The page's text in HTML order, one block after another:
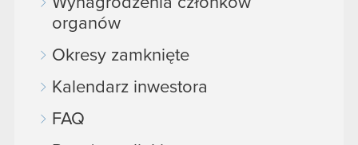
organów
Okresy zamknięte
Kalendarz inwestora
FAQ